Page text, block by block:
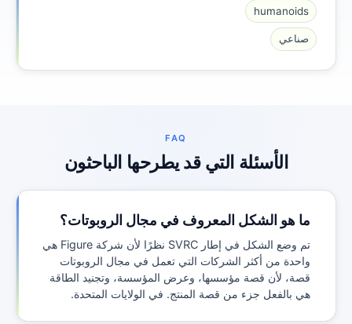
humanoids
صناعي
FAQ
الأسئلة التي قد يطرحها الباحثون
ما هو الشكل المعروف في مجال الروبوتات؟
تم وضع الشكل في إطار SVRC نظرًا لأن شركة Figure هي
واحدة من أكثر الشركات التي تعمل في مجال الروبوتات
قصة، لأن قصة مؤسسها، وعرض المؤسسة، وتجنيد الطاقة
هي بالفعل جزء من قصة المنتج. في الولايات المتحدة.